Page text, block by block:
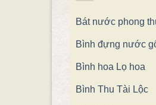
Bát nước phong
Bình đựng nước
Bình hoa Lọ hoa
Bình Thu Tài Lộc